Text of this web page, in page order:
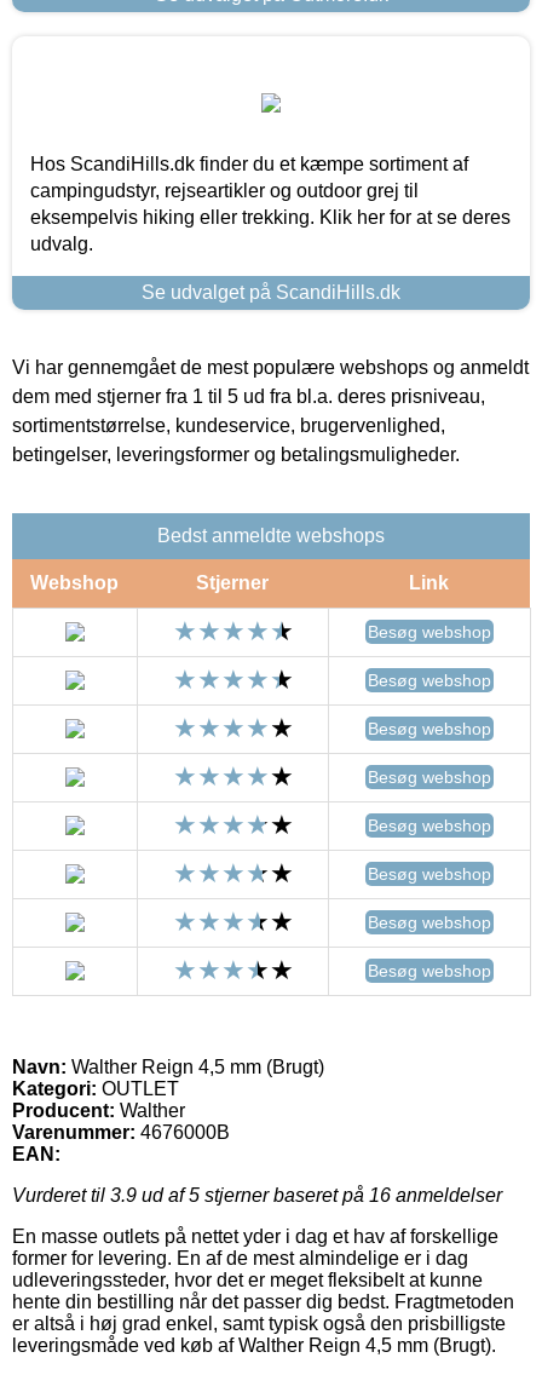
Hos ScandiHills.dk finder du et kæmpe sortiment af
campingudstyr, rejseartikler og outdoor grej til
eksempelvis hiking eller trekking. Klik her for at se deres
udvalg.
Se udvalget på ScandiHills.dk
Vi har gennemgået de mest populære webshops og anmeldt
dem med stjerner fra 1 til 5 ud fra bl.a. deres prisniveau,
sortimentstørrelse, kundeservice, brugervenlighed,
betingelser, leveringsformer og betalingsmuligheder.
Bedst anmeldte webshops
Webshop Stjerner Link
Besøg webshop
Besøg webshop
Besøg webshop
Besøg webshop
Besøg webshop
Besøg webshop
Besøg webshop
Besøg webshop
Navn: Walther Reign 4,5 mm (Brugt)
Kategori: OUTLET
Producent: Walther
Varenummer: 4676000B
EAN:
Vurderet til 3.9 ud af 5 stjerner baseret på 16 anmeldelser
En masse outlets på nettet yder i dag et hav af forskellige
former for levering. En af de mest almindelige er i dag
udleveringssteder, hvor det er meget fleksibelt at kunne
hente din bestilling når det passer dig bedst. Fragtmetoden
er altså i høj grad enkel, samt typisk også den prisbilligste
leveringsmåde ved køb af Walther Reign 4,5 mm (Brugt).